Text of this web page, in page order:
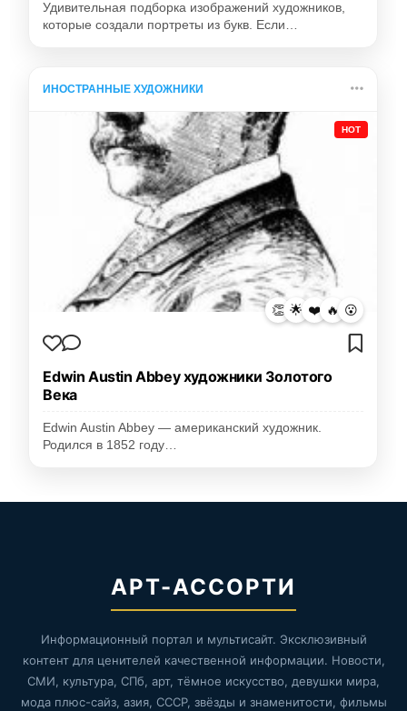
Удивительная подборка изображений художников,
которые создали портреты из букв. Если…
ИНОСТРАННЫЕ ХУДОЖНИКИ
HOT
👏 🌟 ❤️ 🔥 😮
Edwin Austin Abbey художники Золотого
Века
Edwin Austin Abbey — американский художник.
Родился в 1852 году…
АРТ-АССОРТИ
Информационный портал и мультисайт. Эксклюзивный
контент для ценителей качественной информации. Новости,
СМИ, культура, СПб, арт, тёмное искусство, девушки мира,
мода плюс-сайз, азия, СССР, звёзды и знаменитости, фильмы